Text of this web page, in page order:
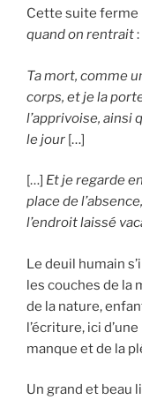
Cette suite ferme
quand on rentrait:
Ta mort, comme
corps, et je la
l’apprivoise, ainsi
le jour […]
[…] Et je regarde
place de
l’endroit laissé
Le deuil humain
les couches de la
de la nature,
l’écriture, ici
manque et de la
Un grand et beau